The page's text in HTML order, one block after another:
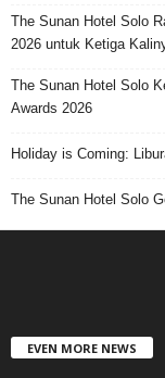
The Sunan Hotel Solo
2026 untuk Ketiga
The Sunan Hotel Solo
Awards 2026
Holiday is Coming:
The Sunan Hotel Solo
EVEN MORE NEWS